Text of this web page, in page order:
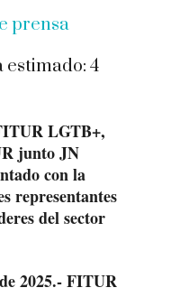
prensa
estimado: 4
LGTB+,
junto JN
con la
representantes
del sector
2025.-FITUR